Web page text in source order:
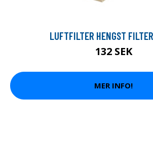
LUFTFILTER HENGST
132 SEK
MER INFO!